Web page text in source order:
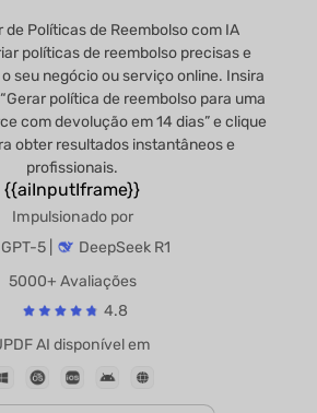
de Políticas de Reembolso com IA
políticas de reembolso precisas e
seu negócio ou serviço online. Insira
política de reembolso para uma
com devolução em 14 dias” e clique
obter resultados instantâneos e
profissionais.
{{aiInputIframe}}
Impulsionado por
GPT-5 |
DeepSeek R1
5000+ Avaliações